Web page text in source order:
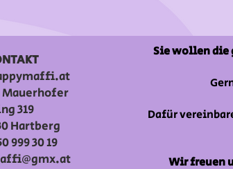
319
Hartberg
999 30 19
Sie wollen die
Dafür
Wir freuen